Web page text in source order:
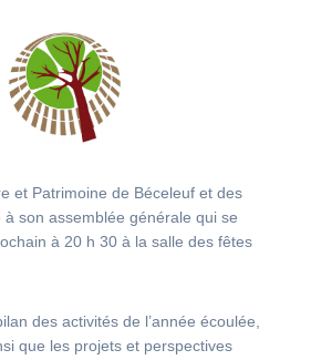
et Patrimoine de Béceleuf et des
son assemblée générale qui se
à 20 h 30 à la salle des fêtes
des activités de l’année écoulée,
que les projets et perspectives